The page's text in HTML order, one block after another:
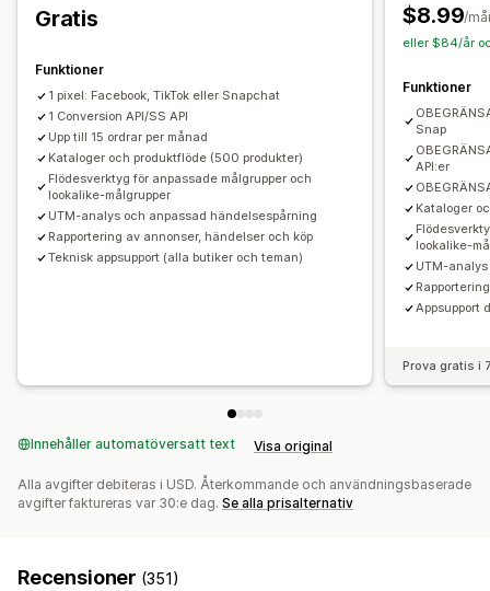
Sociala medier
Pixelhantering
A/B-testning
Annonskostnad
Mätvärden för engagemang
ROI-analys
Klickfrekvens
Konverteringsspårning Kostnad per förvärv
Instrumentpaneler Demografianalys
Antal visningar
UTM-attribuering Trafikkälla
UTM-spårning
Övergivna varukorgar
Diagram och rapporter
Analyspanel
Anpassade rapporter
Historikanalys Aviseringar
Gratis
Funktioner
1 pixel: Facebook, TikTok eller Snapchat
1 Conversion API/SS API
Upp till 15 ordrar per månad
Kataloger och produktflöde (500 produkter)
Flödesverktyg för anpassade målgrupper och
lookalike-målgrupper
UTM-analys och anpassad händelsespårning
Rapportering av annonser, händelser och köp
Teknisk appsupport (alla butiker och teman)
$8.99/
eller $84/år
Funktioner
Snap
API:er
Kataloger
lookalike-
UTM-
Appsupport
Prova gratis i
Innehåller automatöversatt text Visa original
Alla avgifter debiteras i USD. Återkommande och användningsbaserade
avgifter faktureras var 30:e dag. Se alla prisalternativ
Recensioner (351)